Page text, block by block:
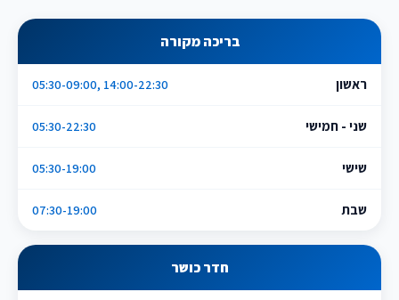
בריכה מקורה
ראשון 05:30-09:00, 14:00-22:30
שני - חמישי 05:30-22:30
שישי 05:30-19:00
שבת 07:30-19:00
חדר כושר